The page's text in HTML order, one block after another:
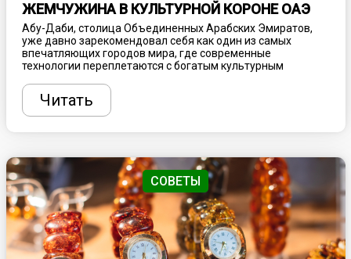
ЖЕМЧУЖИНА В КУЛЬТУРНОЙ КОРОНЕ ОАЭ
Абу-Даби, столица Объединенных Арабских Эмиратов,
уже давно зарекомендовал себя как один из самых
впечатляющих городов мира, где современные
технологии переплетаются с богатым культурным
все более привлекательным для туристов и ценителей
искусства, предлагая уникальные
достопримечательности, поражающие воображение.
науки и технологий.
Читать
СОВЕТЫ